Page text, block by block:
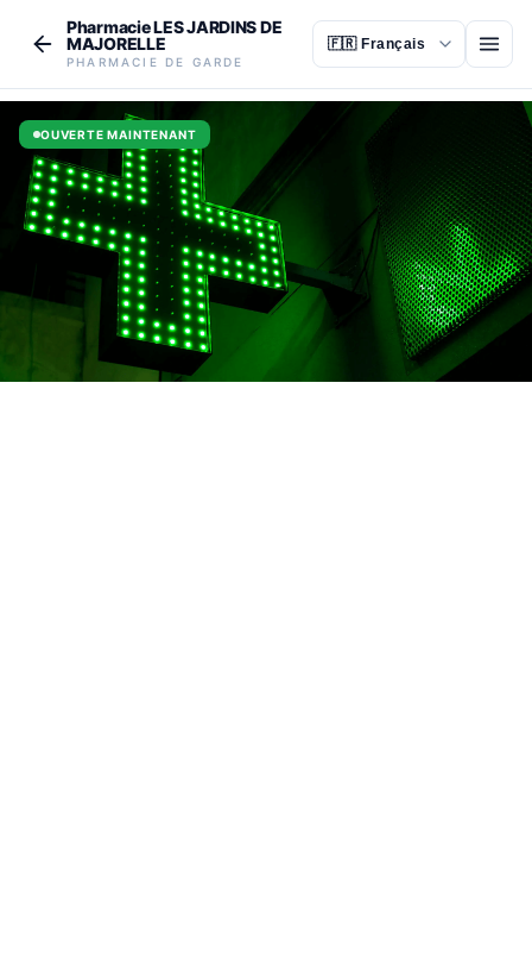
Pharmacie LES JARDINS DE
MAJORELLE
PHARMACIE DE GARDE
OUVERTE MAINTENANT